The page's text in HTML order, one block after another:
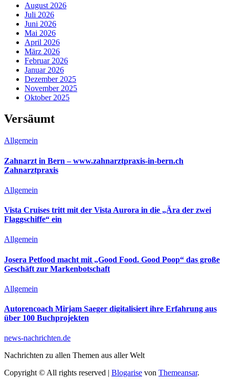
August 2026
Juli 2026
Juni 2026
Mai 2026
April 2026
März 2026
Februar 2026
Januar 2026
Dezember 2025
November 2025
Oktober 2025
Versäumt
Allgemein
Zahnarzt in Bern – www.zahnarztpraxis-in-bern.ch
Zahnarztpraxis
Allgemein
Vista Cruises tritt mit der Vista Aurora in die „Ära der zwei
Flaggschiffe“ ein
Allgemein
Josera Petfood macht mit „Good Food. Good Poop“ das große
Geschäft zur Markenbotschaft
Allgemein
Autorencoach Mirjam Saeger digitalisiert ihre Erfahrung aus
über 100 Buchprojekten
news-nachrichten.de
Nachrichten zu allen Themen aus aller Welt
Copyright © All rights reserved
Blogarise von Themeansar.